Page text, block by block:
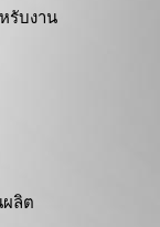
รับงาน
ผลิต